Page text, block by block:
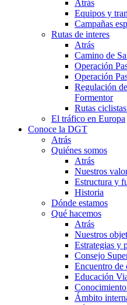
Atrás
Equipos y
Campañas
Rutas de interes
Atrás
Camino de
Operación
Operación
Regulación
Formentor
Rutas
El tráfico en Europa
Conoce la DGT
Atrás
Quiénes somos
Atrás
Nuestros
Estructura y
Historia
Dónde estamos
Qué hacemos
Atrás
Nuestros
Estrategias y
Consejo
Encuentro de
Educación
Ámbito